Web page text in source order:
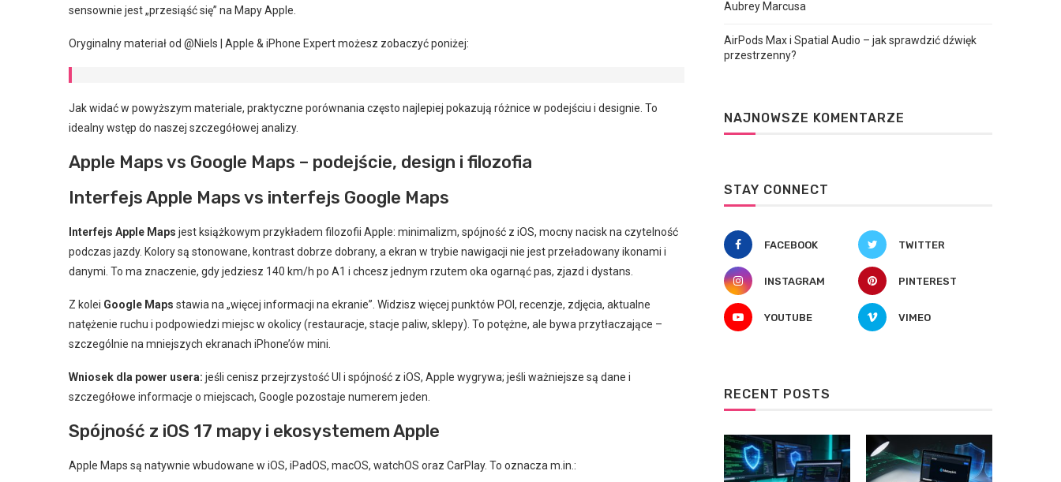
sensownie jest „przesiąść się” na Mapy Apple.
Oryginalny materiał od @Niels | Apple & iPhone Expert możesz zobaczyć poniżej:
Jak widać w powyższym materiale, praktyczne porównania często najlepiej pokazują różnice w podejściu i designie. To
idealny wstęp do naszej szczegółowej analizy.
Apple Maps vs Google Maps – podejście, design i filozofia
Interfejs Apple Maps vs interfejs Google Maps
Interfejs Apple Maps jest książkowym przykładem filozofii Apple: minimalizm, spójność z iOS, mocny nacisk na czytelność
podczas jazdy. Kolory są stonowane, kontrast dobrze dobrany, a ekran w trybie nawigacji nie jest przeładowany ikonami i
danymi. To ma znaczenie, gdy jedziesz 140 km/h po A1 i chcesz jednym rzutem oka ogarnąć pas, zjazd i dystans.
Z kolei Google Maps stawia na „więcej informacji na ekranie”. Widzisz więcej punktów POI, recenzje, zdjęcia, aktualne
natężenie ruchu i podpowiedzi miejsc w okolicy (restauracje, stacje paliw, sklepy). To potężne, ale bywa przytłaczające –
szczególnie na mniejszych ekranach iPhone’ów mini.
Wniosek dla power usera: jeśli cenisz przejrzystość UI i spójność z iOS, Apple wygrywa; jeśli ważniejsze są dane i
szczegółowe informacje o miejscach, Google pozostaje numerem jeden.
Spójność z iOS 17 mapy i ekosystemem Apple
Apple Maps są natywnie wbudowane w iOS, iPadOS, macOS, watchOS oraz CarPlay. To oznacza m.in.:
Aubrey Marcusa
AirPods Max i Spatial Audio – jak sprawdzić dźwięk
przestrzenny?
NAJNOWSZE KOMENTARZE
STAY CONNECT
FACEBOOK TWITTER
INSTAGRAM PINTEREST
YOUTUBE VIMEO
RECENT POSTS